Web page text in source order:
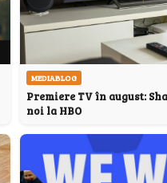
MEDIABLOG
Premiere TV în august:
noi la HBO